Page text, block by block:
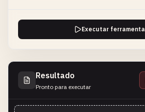
Executar ferramenta
Resultado
Pronto para executar